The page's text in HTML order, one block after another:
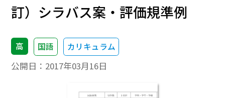
訂）シラバス案・評価規準例
高 国語 カリキュラム
公開日： 2017年03月16日